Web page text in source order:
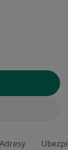
Adresy